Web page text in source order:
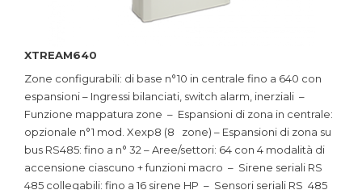
XTREAM640
Zone configurabili: di base n°10 in centrale fino a 640 con
espansioni – Ingressi bilanciati, switch alarm, inerziali –
Funzione mappatura zone – Espansioni di zona in centrale:
opzionale n°1 mod. Xexp8 (8 zone) – Espansioni di zona su
bus RS485: fino a n° 32 – Aree/settori: 64 con 4 modalità di
accensione ciascuno + funzioni macro – Sirene seriali RS
485 collegabili: fino a 16 sirene HP – Sensori seriali RS 485